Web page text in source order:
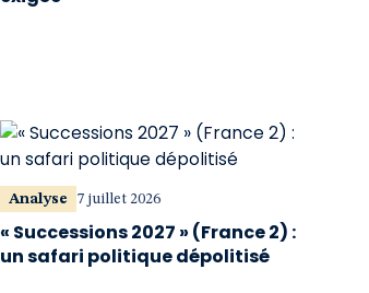
Analyse 7 juillet 2026
« Successions 2027 » (France 2) :
un safari politique dépolitisé